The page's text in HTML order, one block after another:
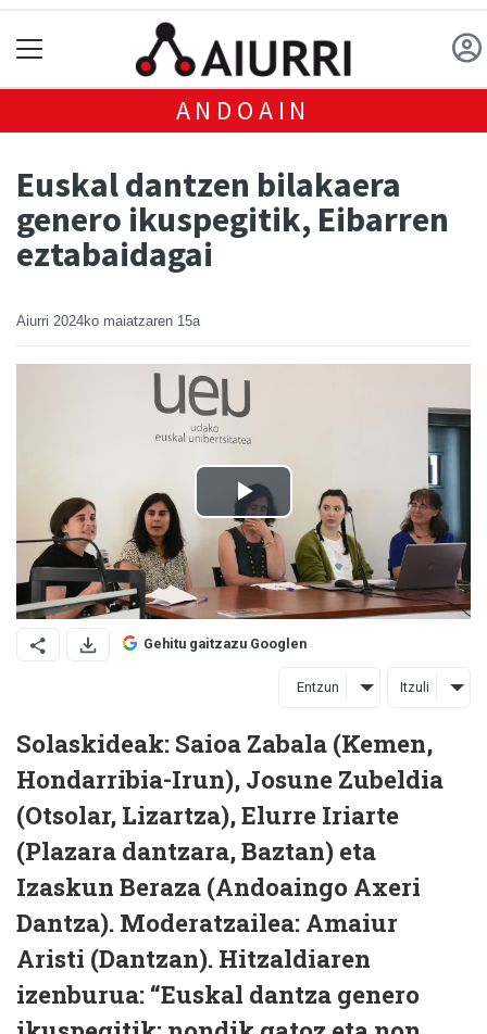
ANDOAIN
Euskal dantzen bilakaera
genero ikuspegitik, Eibarren
eztabaidagai
Aiurri 2024ko maiatzaren 15a
Gehitu gaitzazu Googlen
Entzun Itzuli
Solaskideak: Saioa Zabala (Kemen,
Hondarribia-Irun), Josune Zubeldia
(Otsolar, Lizartza), Elurre Iriarte
(Plazara dantzara, Baztan) eta
Izaskun Beraza (Andoaingo Axeri
Dantza). Moderatzailea: Amaiur
Aristi (Dantzan). Hitzaldiaren
izenburua: “Euskal dantza genero